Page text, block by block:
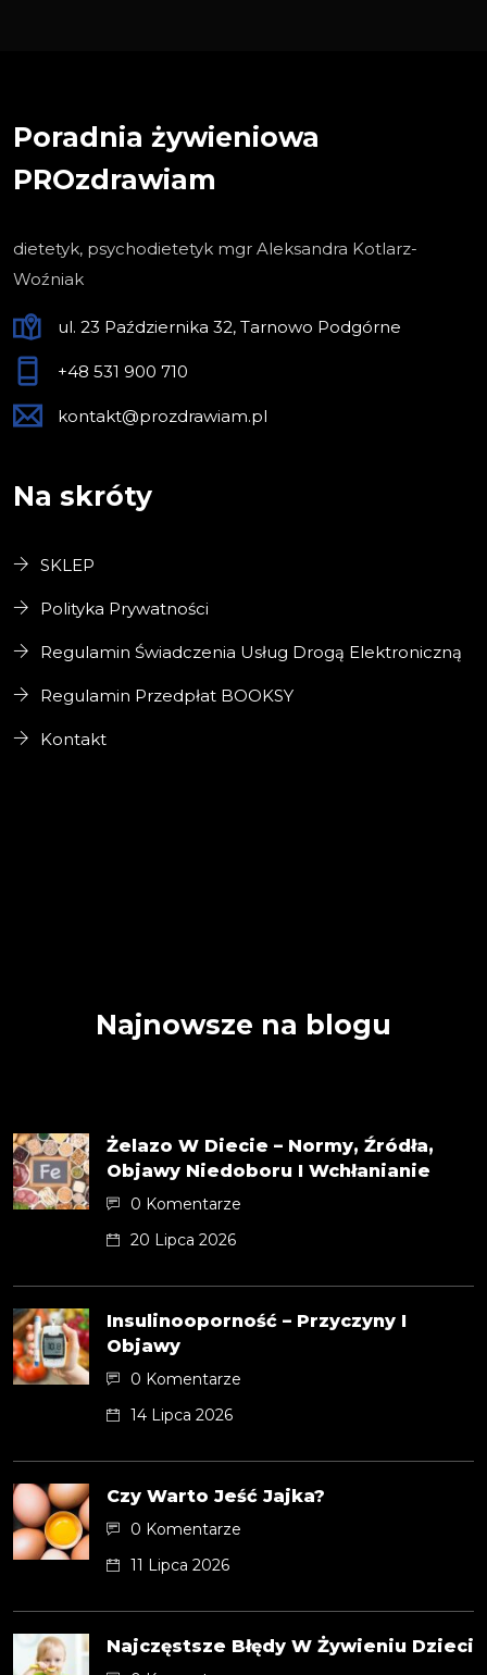
Poradnia żywieniowa
PROzdrawiam
dietetyk, psychodietetyk mgr Aleksandra Kotlarz-
Woźniak
ul. 23 Października 32, Tarnowo Podgórne
+48 531 900 710
kontakt@prozdrawiam.pl
Na skróty
SKLEP
Polityka Prywatności
Regulamin Świadczenia Usług Drogą Elektroniczną
Regulamin Przedpłat BOOKSY
Kontakt
Najnowsze na blogu
Żelazo W Diecie – Normy, Źródła,
Objawy Niedoboru I Wchłanianie
0 Komentarze
20 Lipca 2026
Insulinooporność – Przyczyny I
Objawy
0 Komentarze
14 Lipca 2026
Czy Warto Jeść Jajka?
0 Komentarze
11 Lipca 2026
Najczęstsze Błędy W Żywieniu Dzieci